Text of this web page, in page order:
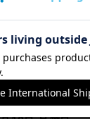
しさを通じて社会
）と申します
キ構築 #お一人様